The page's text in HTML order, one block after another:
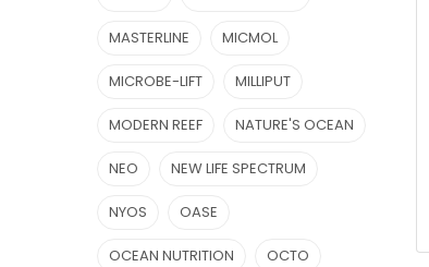
MASTERLINE MICMOL
MICROBE-LIFT MILLIPUT
MODERN REEF NATURE'S OCEAN
NEO NEW LIFE SPECTRUM
NYOS OASE
OCEAN NUTRITION OCTO